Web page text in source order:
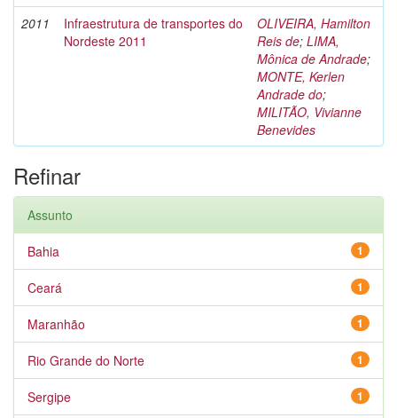
2011
Infraestrutura de transportes do
Nordeste 2011
OLIVEIRA, Hamilton
Reis de; LIMA,
Mônica de Andrade;
MONTE, Kerlen
Andrade do;
MILITÃO, Vivianne
Benevides
Refinar
Assunto
1
Bahia
1
Ceará
1
Maranhão
1
Rio Grande do Norte
1
Sergipe